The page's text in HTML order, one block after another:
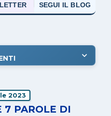
SEGUI IL BLOG
2023
7 PAROLE DI